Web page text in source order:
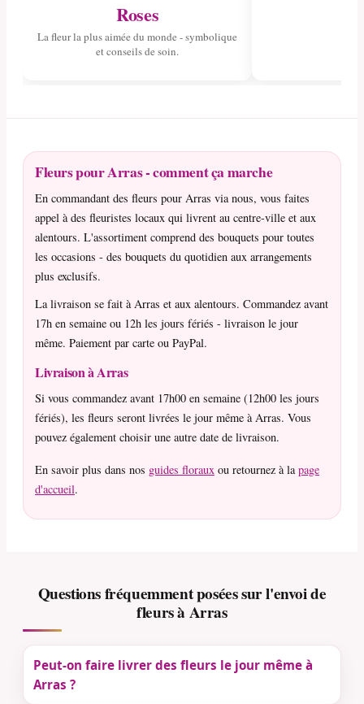
Roses
La fleur la plus aimée du monde - symbolique
et conseils de soin.
Fleurs pour Arras - comment ça marche
En commandant des fleurs pour Arras via nous, vous faites
appel à des fleuristes locaux qui livrent au centre-ville et aux
alentours. L'assortiment comprend des bouquets pour toutes
les occasions - des bouquets du quotidien aux arrangements
plus exclusifs.
La livraison se fait à Arras et aux alentours. Commandez avant
17h en semaine ou 12h les jours fériés - livraison le jour
même. Paiement par carte ou PayPal.
Livraison à Arras
Si vous commandez avant 17h00 en semaine (12h00 les jours
fériés), les fleurs seront livrées le jour même à Arras. Vous
pouvez également choisir une autre date de livraison.
En savoir plus dans nos guides floraux ou retournez à lapage
d'accueil.
Questions fréquemment posées sur l'envoi de
fleurs à Arras
Peut-on faire livrer des fleurs le jour même à
Arras ?